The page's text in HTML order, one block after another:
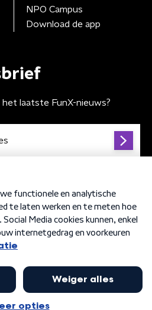
NPO Campus
Download de app
laatste FunX-nieuws?
Privacybeleid